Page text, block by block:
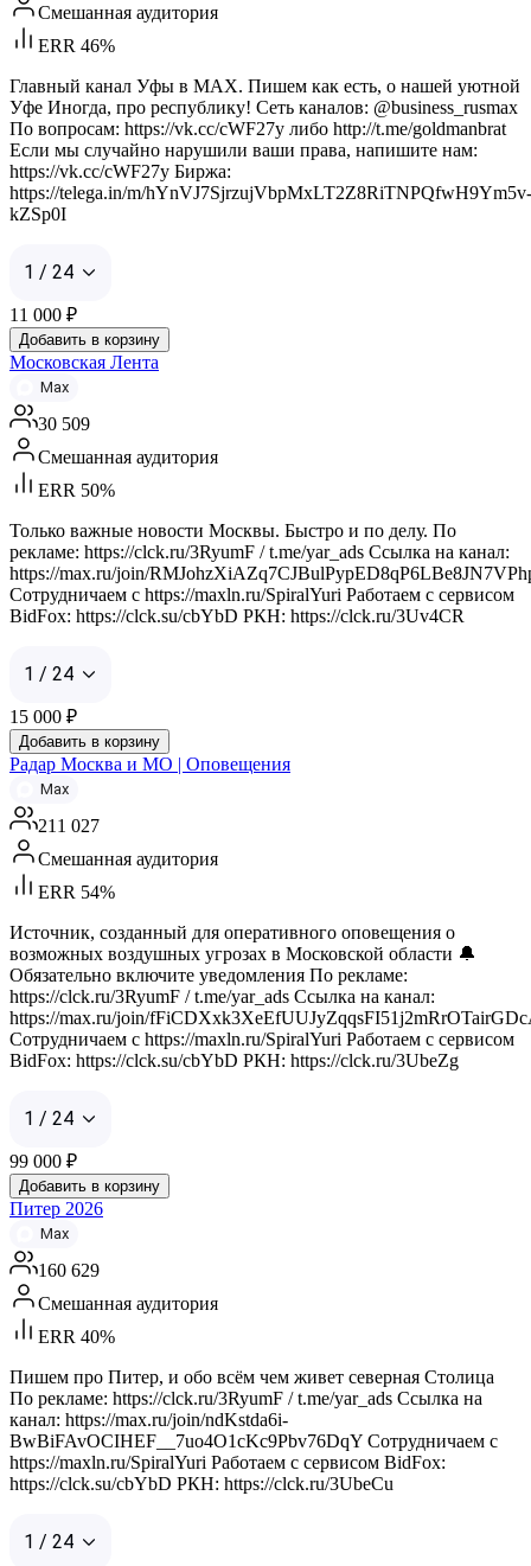
Смешанная аудитория
ERR 46%
Главный канал Уфы в MAX. Пишем как есть, о нашей уютной
Уфе Иногда, про республику! Сеть каналов: @business_rusmax
По вопросам: https://vk.cc/cWF27y либо http://t.me/goldmanbrat
Если мы случайно нарушили ваши права, напишите нам:
https://vk.cc/cWF27y Биржа:
https://telega.in/m/hYnVJ7SjrzujVbpMxLT2Z8RiTNPQfwH9Ym5v-
kZSp0I
1 / 24
11 000 ₽
Добавить в корзину
Московская Лента
Max
30 509
Смешанная аудитория
ERR 50%
Только важные новости Москвы. Быстро и по делу. По
рекламе: https://clck.ru/3RyumF / t.me/yar_ads Ссылка на канал:
https://max.ru/join/
Сотрудничаем с https://maxln.ru/SpiralYuri Работаем с сервисом
BidFox: https://clck.su/cbYbD РКН: https://clck.ru/3Uv4CR
1 / 24
15 000 ₽
Добавить в корзину
Радар Москва и МО | Оповещения
Max
211 027
Смешанная аудитория
ERR 54%
Источник, созданный для оперативного оповещения о
возможных воздушных угрозах в Московской области 🔔
Обязательно включите уведомления По рекламе:
https://clck.ru/3RyumF / t.me/yar_ads Ссылка на канал:
https://max.ru/join/
Сотрудничаем с https://maxln.ru/SpiralYuri Работаем с сервисом
BidFox: https://clck.su/cbYbD РКН: https://clck.ru/3UbeZg
1 / 24
99 000 ₽
Добавить в корзину
Питер 2026
Max
160 629
Смешанная аудитория
ERR 40%
Пишем про Питер, и обо всём чем живет северная Столица
По рекламе: https://clck.ru/3RyumF / t.me/yar_ads Ссылка на
канал: https://max.ru/join/ndKstda6i-
BwBiFAvOCIHEF__7uo4O1cKc9Pbv76DqY Сотрудничаем с
https://maxln.ru/SpiralYuri Работаем с сервисом BidFox:
https://clck.su/cbYbD РКН: https://clck.ru/3UbeCu
1 / 24